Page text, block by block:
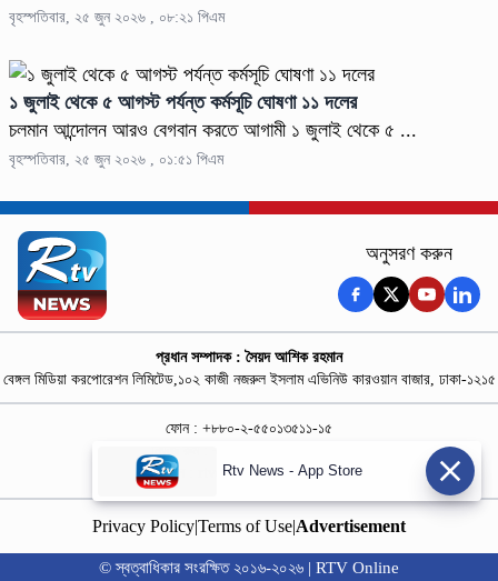
বৃহস্পতিবার, ২৫ জুন ২০২৬ , ০৮:২১ পিএম
১ জুলাই থেকে ৫ আগস্ট পর্যন্ত কর্মসূচি ঘোষণা ১১ দলের
চলমান আন্দোলন আরও বেগবান করতে আগামী ১ জুলাই থেকে ৫ ...
বৃহস্পতিবার, ২৫ জুন ২০২৬ , ০১:৫১ পিএম
অনুসরণ করুন
প্রধান সম্পাদক : সৈয়দ আশিক রহমান
বেঙ্গল মিডিয়া করপোরেশন লিমিটেড,১০২ কাজী নজরুল ইসলাম এভিনিউ কারওয়ান বাজার, ঢাকা-১২১৫
ফোন : +৮৮০-২-৫৫০১৩৫১১-১৫
বিজ্ঞাপন :
rtvdigitalad@gmail.com
Privacy Policy|Terms of Use|Advertisement
© স্বত্বাধিকার সংরক্ষিত ২০১৬-২০২৬ | RTV Online
Rtv News - App Store